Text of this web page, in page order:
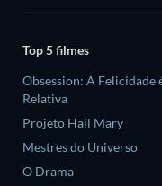
Top 5 filmes
Obsession: A Felicidade
Relativa
Projeto Hail Mary
Mestres do Universo
O Drama